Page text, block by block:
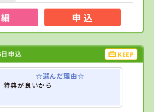
申 込
申込 KEEP
☆選んだ理由☆
特典が良いから